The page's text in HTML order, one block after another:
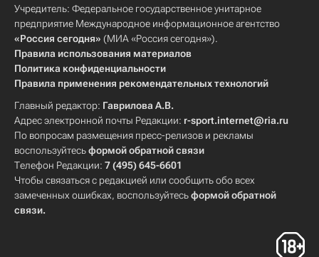
Учредитель: Федеральное государственное унитарное
предприятие Международное информационное агентство
«Россия сегодня» (МИА «Россия сегодня»).
Правила использования материалов
Политика конфиденциальности
Правила применения рекомендательных технологий
Главный редактор: Гаврилова А.В.
Адрес электронной почты Редакции: r-sport.internet@ria.ru
По вопросам размещения пресс-релизов и рекламы
воспользуйтесьформой обратной связи
Телефон Редакции: 7 (495) 645-6601
Чтобы связаться с редакцией или сообщить обо всех
замеченных ошибках, воспользуйтесьформой обратной
связи.